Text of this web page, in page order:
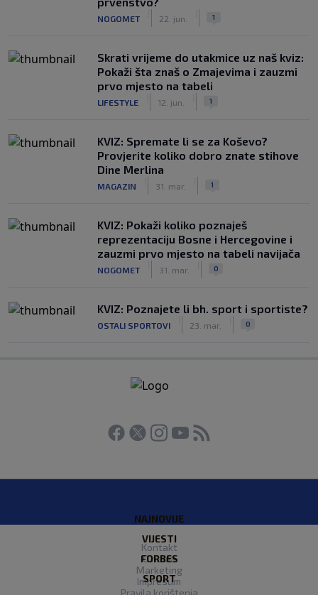
NOGOMET 22. jun. 1
Skrati vrijeme do utakmice uz naš kviz:
Pokaži šta znaš o Zmajevima i zauzmi
prvo mjesto na tabeli
LIFESTYLE 12. jun. 1
KVIZ: Spremate li se za Koševo?
Provjerite koliko dobro znate stihove
Dine Merlina
MAGAZIN 31. mar. 1
KVIZ: Pokaži koliko poznaješ
reprezentaciju Bosne i Hercegovine i
zauzmi prvo mjesto na tabeli navijača
NOGOMET 31. mar. 0
KVIZ: Poznajete li bh. sport i sportiste?
OSTALI SPORTOVI 23. mar. 0
NAJNOVIJE
VIJESTI
FORBES
SPORT
Kontakt
O nama
Marketing
Impresum
Pravila korištenja